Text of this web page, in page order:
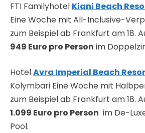
FTI Familyhotel Kiani Beach
Eine Woche mit All-Inclusive-
zum Beispiel ab Frankfurt am 18.
949 Euro pro Person im
HotelAvra Imperial Beach
Kolymbari Eine Woche mit
zum Beispiel ab Frankfurt am 18.
1.099 Euro pro Person im De-
Pool.